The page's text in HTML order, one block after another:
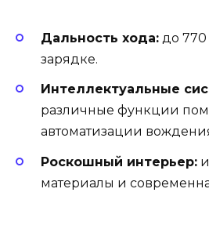
Дальность хода: до
зарядке.
Интеллектуальные
различные функции
автоматизации
Роскошный интерьер:
материалы и